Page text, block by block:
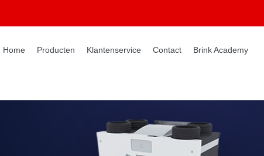
Home Producten Klantenservice Contact Brink Academy